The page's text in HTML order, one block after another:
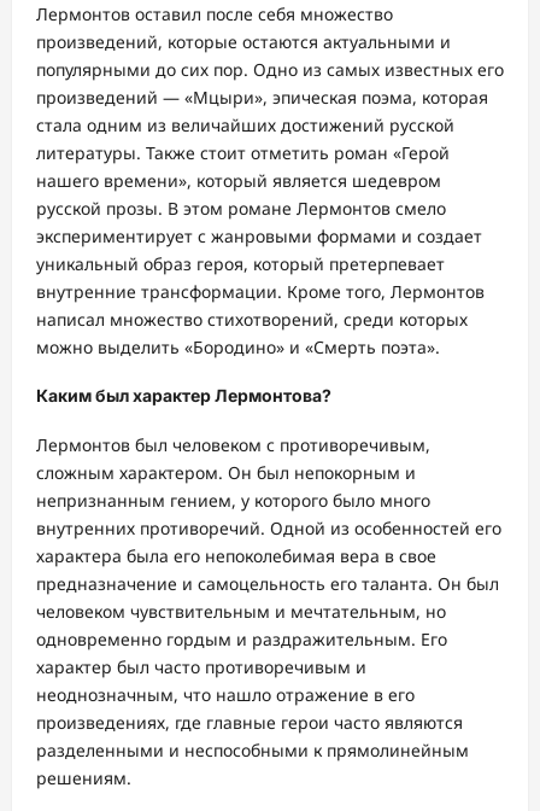
Лермонтов оставил после себя множество
произведений, которые остаются актуальными и
популярными до сих пор. Одно из самых известных его
произведений — «Мцыри», эпическая поэма, которая
стала одним из величайших достижений русской
литературы. Также стоит отметить роман «Герой
нашего времени», который является шедевром
русской прозы. В этом романе Лермонтов смело
экспериментирует с жанровыми формами и создает
уникальный образ героя, который претерпевает
внутренние трансформации. Кроме того, Лермонтов
написал множество стихотворений, среди которых
можно выделить «Бородино» и «Смерть поэта».
Каким был характер Лермонтова?
Лермонтов был человеком с противоречивым,
сложным характером. Он был непокорным и
непризнанным гением, у которого было много
внутренних противоречий. Одной из особенностей его
характера была его непоколебимая вера в свое
предназначение и самоцельность его таланта. Он был
человеком чувствительным и мечтательным, но
одновременно гордым и раздражительным. Его
характер был часто противоречивым и
неоднозначным, что нашло отражение в его
произведениях, где главные герои часто являются
разделенными и неспособными к прямолинейным
решениям.